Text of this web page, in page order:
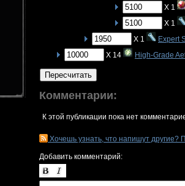
X 1
X 1
X 1
Expert
X 14
High-Grade
Пересчитать
Комментарии:
К этой публикации пока нет
Хочешь узнать, что напишут
Добавить комментарий: